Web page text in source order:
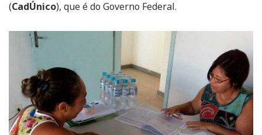
(CadÚnico), que é do Governo Federal.